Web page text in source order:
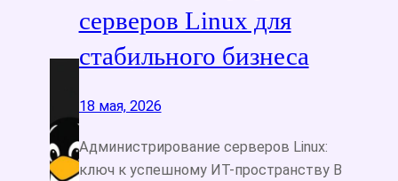
серверов Linux для
стабильного бизнеса
18 мая, 2026
Администрирование серверов Linux:
ключ к успешному ИТ-пространству В